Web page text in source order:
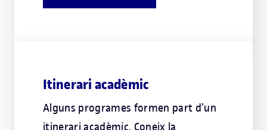
Itinerari acadèmic
Alguns programes formen part d’un
itinerari acadèmic. Coneix la